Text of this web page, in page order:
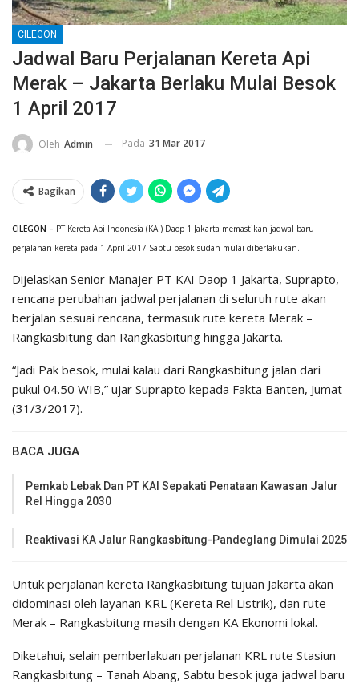
CILEGON
Jadwal Baru Perjalanan Kereta Api
Merak – Jakarta Berlaku Mulai Besok
1 April 2017
Oleh Admin Pada 31 Mar 2017
Bagikan
CILEGON – PT Kereta Api Indonesia (KAI) Daop 1 Jakarta memastikan jadwal baru
perjalanan kereta pada 1 April 2017 Sabtu besok sudah mulai diberlakukan.
Dijelaskan Senior Manajer PT KAI Daop 1 Jakarta, Suprapto,
rencana perubahan jadwal perjalanan di seluruh rute akan
berjalan sesuai rencana, termasuk rute kereta Merak –
Rangkasbitung dan Rangkasbitung hingga Jakarta.
“Jadi Pak besok, mulai kalau dari Rangkasbitung jalan dari
pukul 04.50 WIB,” ujar Suprapto kepada Fakta Banten, Jumat
(31/3/2017).
BACA JUGA
Pemkab Lebak Dan PT KAI Sepakati Penataan Kawasan Jalur
Rel Hingga 2030
Reaktivasi KA Jalur Rangkasbitung-Pandeglang Dimulai 2025
Untuk perjalanan kereta Rangkasbitung tujuan Jakarta akan
didominasi oleh layanan KRL (Kereta Rel Listrik), dan rute
Merak – Rangkasbitung masih dengan KA Ekonomi lokal.
Diketahui, selain pemberlakuan perjalanan KRL rute Stasiun
Rangkasbitung – Tanah Abang, Sabtu besok juga jadwal baru